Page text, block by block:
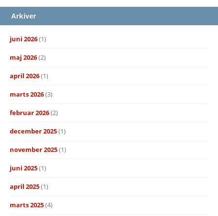
Arkiver
juni 2026(1)
maj 2026(2)
april 2026(1)
marts 2026(3)
februar 2026(2)
december 2025(1)
november 2025(1)
juni 2025(1)
april 2025(1)
marts 2025(4)